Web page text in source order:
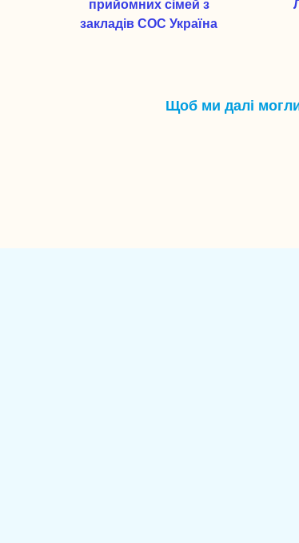
прийомних сімей з
закладів СОС Україна
Щоб ми далі